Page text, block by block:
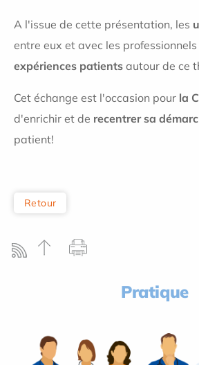
A l'issue de cette présentation, les
entre eux et avec les
expériences patients autour de ce
Cet échange est l'occasion pour la
d'enrichir et de recentrer sa
patient!
Retour
Pratique